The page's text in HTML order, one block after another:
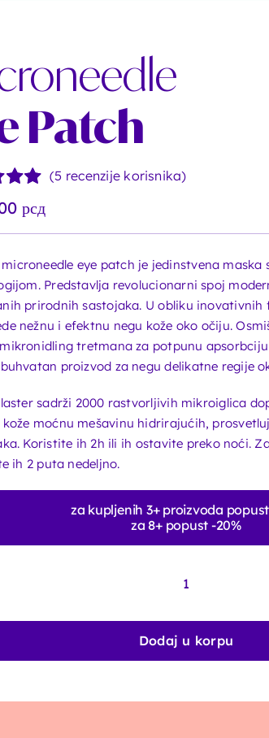
Patch
5 na
(5 recenzije korisnika)
рсд
eye patch je jedinstvena maska
Predstavlja revolucionarni spoj
prirodnih sastojaka. U obliku
nežnu i efektnu negu kože oko očiju.
tretmana za potpunu
proizvod za negu delikatne regije
sadrži 2000 rastvorljivih mikroiglica
kože moćnu mešavinu hidrirajućih,
Koristite ih 2h ili ih ostavite preko noći.
ih 2 puta nedeljno.
za kupljenih 3+ proizvoda
za 8+ popust -20%
Microneedle
količina
Dodaj u korpu